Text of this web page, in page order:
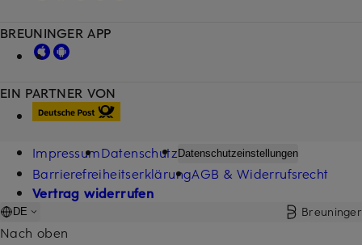
EIN PARTNER VON
BREUNINGER APP
ImpressumDatenschutzDatenschutzeinstellungen
BarrierefreiheitserklärungAGB & Widerrufsrecht
Vertrag widerrufen
DE Breuninger
Nach oben